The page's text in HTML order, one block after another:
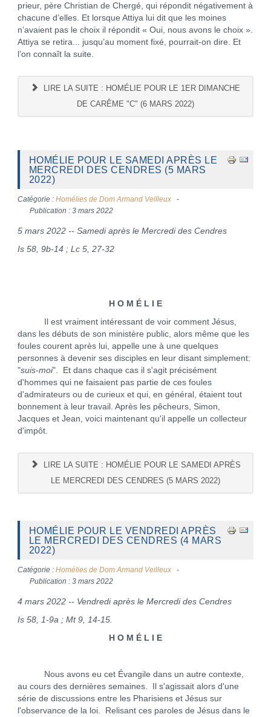
prieur, père Christian de Chergé, qui répondit négativement à
chacune d’elles. Et lorsque Attiya lui dit que les moines
n’avaient pas le choix il répondit « Oui, nous avons le choix ».
Attiya se retira... jusqu’au moment fixé, pourrait-on dire. Et
l’on connaît la suite.
LIRE LA SUITE : HOMÉLIE POUR LE 1ER DIMANCHE
DE CARÊME "C" (6 MARS 2022)
HOMÉLIE POUR LE SAMEDI APRÈS LE
MERCREDI DES CENDRES (5 MARS
2022)
Catégorie : Homélies de Dom Armand Veilleux
Publication : 3 mars 2022
5 mars 2022 -- Samedi après le Mercredi des Cendres
Is 58, 9b-14 ; Lc 5, 27-32
H O M É L I E
Il est vraiment intéressant de voir comment Jésus,
dans les débuts de son ministère public, alors même que les
foules courent après lui, appelle une à une quelques
personnes à devenir ses disciples en leur disant simplement:
"suis-moi". Et dans chaque cas il s'agit précisément
d'hommes qui ne faisaient pas partie de ces foules
d'admirateurs ou de curieux et qui, en général, étaient tout
bonnement à leur travail. Après les pêcheurs, Simon,
Jacques et Jean, voici maintenant qu'il appelle un collecteur
d'impôt.
LIRE LA SUITE : HOMÉLIE POUR LE SAMEDI APRÈS
LE MERCREDI DES CENDRES (5 MARS 2022)
HOMÉLIE POUR LE VENDREDI APRÈS
LE MERCREDI DES CENDRES (4 MARS
2022)
Catégorie : Homélies de Dom Armand Veilleux
Publication : 3 mars 2022
4 mars 2022 -- Vendredi après le Mercredi des Cendres
Is 58, 1-9a ; Mt 9, 14-15.
H O M É L I E
Nous avons eu cet Évangile dans un autre contexte,
au cours des dernières semaines. Il s'agissait alors d'une
série de discussions entre les Pharisiens et Jésus sur
l'observance de la loi. Relisant ces paroles de Jésus dans le